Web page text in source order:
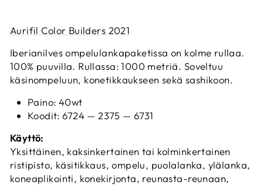
Aurifil Color Builders 2021
Iberianilves ompelulankapaketissa on kolme rullaa.
100% puuvilla. Rullassa: 1000 metriä. Soveltuu
käsinompeluun, konetikkaukseen sekä sashikoon.
Paino: 40wt
Koodit:6724 — 2375 — 6731
Käyttö:
Yksittäinen, kaksinkertainen tai kolminkertainen
ristipisto, käsitikkaus, ompelu, puolalanka, ylälanka,
koneaplikointi, konekirjonta, reunasta-reunaan,